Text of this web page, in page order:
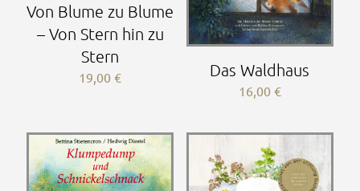
Von Blume zu Blume
– Von Stern hin zu
Stern
19,00€ Das Waldhaus
16,00 €